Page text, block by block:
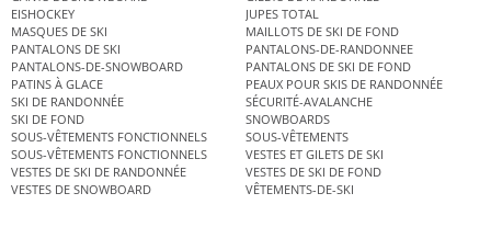
EISHOCKEY
JUPES TOTAL
MASQUES DE SKI
MAILLOTS DE SKI DE FOND
PANTALONS DE SKI
PANTALONS-DE-RANDONNEE
PANTALONS-DE-SNOWBOARD
PANTALONS DE SKI DE FOND
PATINS À GLACE
PEAUX POUR SKIS DE RANDONNÉE
SKI DE RANDONNÉE
SÉCURITÉ-AVALANCHE
SKI DE FOND
SNOWBOARDS
SOUS-VÊTEMENTS FONCTIONNELS
SOUS-VÊTEMENTS
SOUS-VÊTEMENTS FONCTIONNELS
VESTES ET GILETS DE SKI
VESTES DE SKI DE RANDONNÉE
VESTES DE SKI DE FOND
VESTES DE SNOWBOARD
VÊTEMENTS-DE-SKI